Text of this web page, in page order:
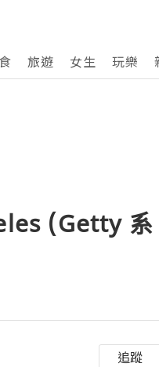
旅遊 女生 玩樂
(Getty 系
追蹤